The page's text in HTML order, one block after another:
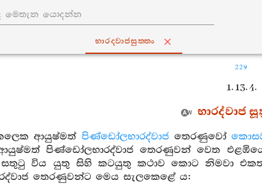
භාරද‍්වාජසුත‍්තං
229
1. 13. 4.
භාරද්වාජ
ආයුෂ්මත් පිණ්ඩෝලභාරද්වාජ තෙරණුවෝ
පිණ්ඩෝලභාරද්වාජ තෙරණුවන් වෙත
විය යුතු සිහි කටයුතු කථාව කොට නිමවා
තෙරණුවන්ට මෙය සැලකෙළේ ය: